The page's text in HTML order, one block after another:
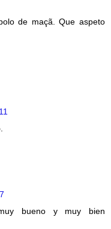
de maçã. Que aspeto
bueno y muy bien